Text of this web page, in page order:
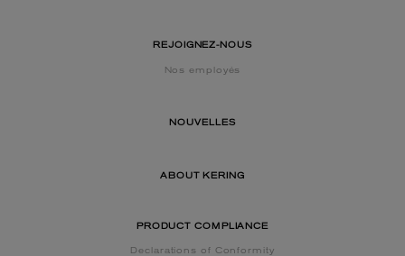
REJOIGNEZ-NOUS
Nos employés
NOUVELLES
ABOUT KERING
PRODUCT COMPLIANCE
Declarations of Conformity